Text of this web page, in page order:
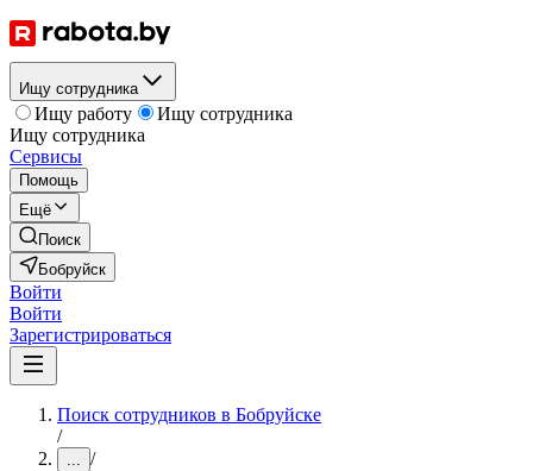
Ищу сотрудника
Ищу работу
Ищу сотрудника
Ищу сотрудника
Сервисы
Помощь
Ещё
Поиск
Бобруйск
Войти
Войти
Зарегистрироваться
Поиск сотрудников в Бобруйске
/
... /